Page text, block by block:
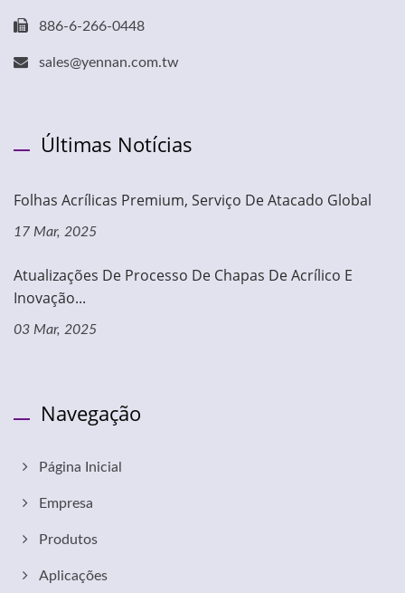
886-6-266-0448
sales@yennan.com.tw
Últimas Notícias
Folhas Acrílicas Premium, Serviço De Atacado Global
17 Mar, 2025
Atualizações De Processo De Chapas De Acrílico E
Inovação...
03 Mar, 2025
Navegação
Página Inicial
Empresa
Produtos
Aplicações